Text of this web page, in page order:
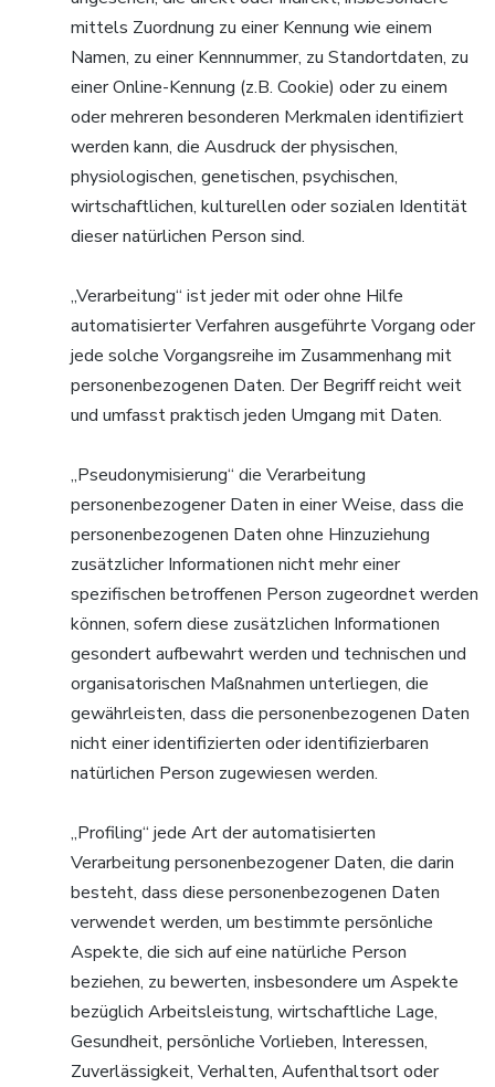
mittels Zuordnung zu einer Kennung wie einem
Namen, zu einer Kennnummer, zu Standortdaten, zu
einer Online-Kennung (z.B. Cookie) oder zu einem
oder mehreren besonderen Merkmalen identifiziert
werden kann, die Ausdruck der physischen,
physiologischen, genetischen, psychischen,
wirtschaftlichen, kulturellen oder sozialen Identität
dieser natürlichen Person sind.
„Verarbeitung“ ist jeder mit oder ohne Hilfe
automatisierter Verfahren ausgeführte Vorgang oder
jede solche Vorgangsreihe im Zusammenhang mit
personenbezogenen Daten. Der Begriff reicht weit
und umfasst praktisch jeden Umgang mit Daten.
„Pseudonymisierung“ die Verarbeitung
personenbezogener Daten in einer Weise, dass die
personenbezogenen Daten ohne Hinzuziehung
zusätzlicher Informationen nicht mehr einer
spezifischen betroffenen Person zugeordnet werden
können, sofern diese zusätzlichen Informationen
gesondert aufbewahrt werden und technischen und
organisatorischen Maßnahmen unterliegen, die
gewährleisten, dass die personenbezogenen Daten
nicht einer identifizierten oder identifizierbaren
natürlichen Person zugewiesen werden.
„Profiling“ jede Art der automatisierten
Verarbeitung personenbezogener Daten, die darin
besteht, dass diese personenbezogenen Daten
verwendet werden, um bestimmte persönliche
Aspekte, die sich auf eine natürliche Person
beziehen, zu bewerten, insbesondere um Aspekte
bezüglich Arbeitsleistung, wirtschaftliche Lage,
Gesundheit, persönliche Vorlieben, Interessen,
Zuverlässigkeit, Verhalten, Aufenthaltsort oder